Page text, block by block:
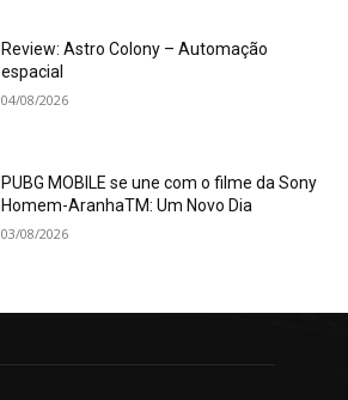
Review: Astro Colony – Automação
espacial
04/08/2026
PUBG MOBILE se une com o filme da Sony
Homem-AranhaTM: Um Novo Dia
03/08/2026